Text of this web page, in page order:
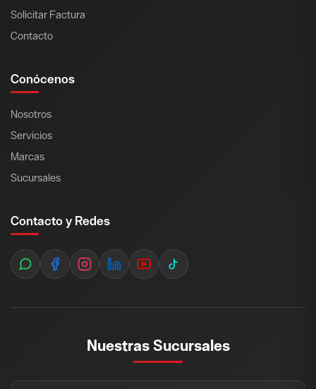
Solicitar Factura
Contacto
Conócenos
Nosotros
Servicios
Marcas
Sucursales
Contacto y Redes
Nuestras Sucursales